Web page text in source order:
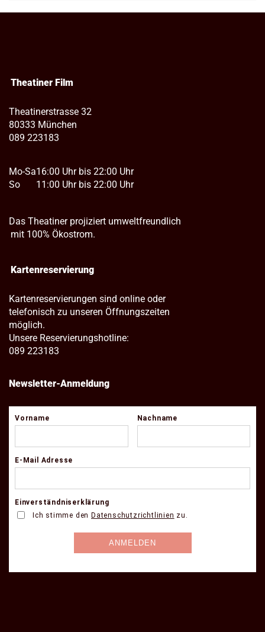
Theatiner Film
Theatinerstrasse 32
80333 München
089 223183
Mo-Sa
So
16:00 Uhr bis 22:00 Uhr
11:00 Uhr bis 22:00 Uhr
Das Theatiner projiziert umweltfreundlich
mit 100% Ökostrom.
Kartenreservierung
Kartenreservierungen sind online oder
telefonisch zu unseren Öffnungszeiten
möglich.
Unsere Reservierungshotline:
089 223183
Newsletter-Anmeldung